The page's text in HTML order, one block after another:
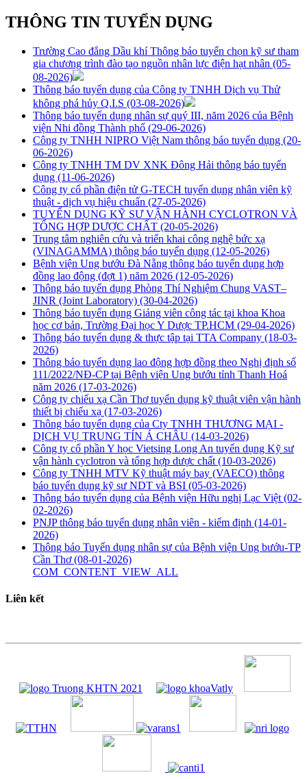
THÔNG TIN TUYỂN DỤNG
Trường Cao đẳng Dầu khí Thông báo tuyển chọn kỹ sư tham
gia chương trình đào tạo nguồn nhân lực điện hạt nhân (05-
08-2026)
Thông báo tuyển dụng của Công ty TNHH Dịch vụ Thử
không phá hủy Q.I.S (03-08-2026)
Thông báo tuyển dụng nhân sự quý III, năm 2026 của Bệnh
viện Nhi đồng Thành phố (29-06-2026)
Công ty TNHH NIPRO Việt Nam thông báo tuyển dụng (20-
06-2026)
Công ty TNHH TM DV XNK Đông Hải thông báo tuyển
dụng (11-06-2026)
Công ty cổ phần điện tử G-TECH tuyển dụng nhân viên kỹ
thuật - dịch vụ hiệu chuẩn (27-05-2026)
TUYỂN DỤNG KỸ SƯ VẬN HÀNH CYCLOTRON VÀ
TỔNG HỢP DƯỢC CHẤT (20-05-2026)
Trung tâm nghiên cứu và triển khai công nghệ bức xạ
(VINAGAMMA) thông báo tuyển dụng (12-05-2026)
Bệnh viện Ung bướu Đà Nẵng thông báo tuyển dụng hợp
đồng lao động (đợt 1) năm 2026 (12-05-2026)
Thông báo tuyển dụng Phòng Thí Nghiệm Chung VAST–
JINR (Joint Laboratory) (30-04-2026)
Thông báo tuyển dụng Giảng viên công tác tại khoa Khoa
học cơ bản, Trường Đại học Y Dược TP.HCM (29-04-2026)
Thông báo tuyển dụng & thực tập tại TTA Company (18-03-
2026)
Thông báo tuyển dụng lao động hợp đồng theo Nghị định số
111/2022/NĐ-CP tại Bệnh viện Ung bướu tỉnh Thanh Hoá
năm 2026 (17-03-2026)
Công ty chiếu xạ Cần Thơ tuyển dụng kỹ thuật viên vận hành
thiết bị chiếu xạ (17-03-2026)
Thông báo tuyển dụng của Cty TNHH THƯƠNG MẠI -
DỊCH VỤ TRUNG TÍN Á CHÂU (14-03-2026)
Công ty cổ phần Y học Vietsing Long An tuyển dụng Kỹ sư
vận hành cyclotron và tổng hợp dược chất (10-03-2026)
Công ty TNHH MTV Kỹ thuật máy bay (VAECO) thông
báo tuyển dụng kỹ sư NDT và BSI (05-03-2026)
Thông báo tuyển dụng của Bệnh viện Hữu nghị Lạc Việt (02-
02-2026)
PNJP thông báo tuyển dụng nhân viên - kiểm định (14-01-
2026)
Thông báo Tuyển dụng nhân sự của Bệnh viện Ung bướu-TP
Cần Thơ(08-01-2026)
COM_CONTENT_VIEW_ALL
Liên kết